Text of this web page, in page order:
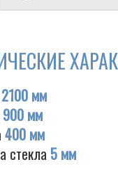
2100 мм
900 мм
400 мм
стекла 5 мм